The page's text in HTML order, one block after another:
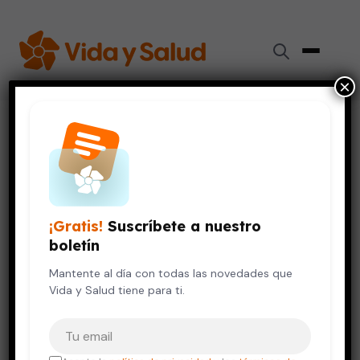
Videos de Salud
VIDA SALUDABLE
La preparación para correr
12 de octubre, 2023
¡Gratis! Suscríbete a nuestro
boletín
Mantente al día con todas las novedades que
Vida y Salud tiene para ti.
×